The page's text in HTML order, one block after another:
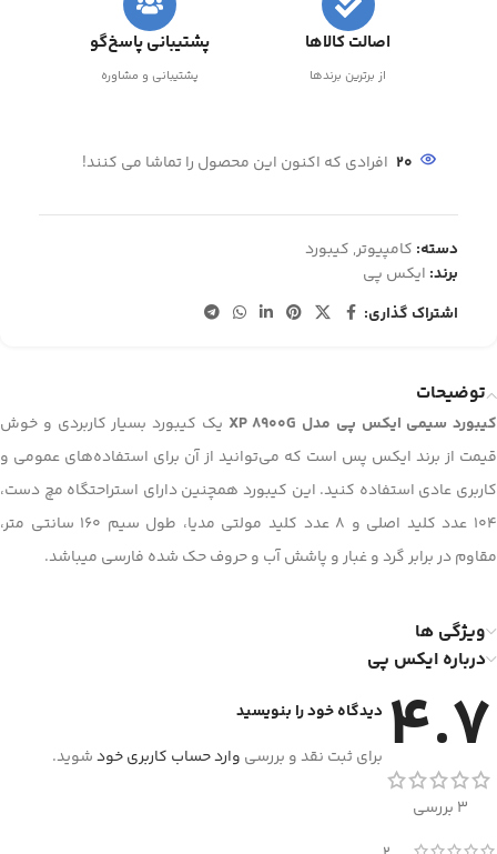
اصالت کالاها
از برترین برندها
پشتیبانی پاسخ‌گو
پشتیبانی و مشاوره
20 افرادی که اکنون این محصول را تماشا می کنند!
دسته: کامپیوتر, کیبورد
برند: ایکس پی
اشتراک گذاری:
توضیحات
کیبورد سیمی ایکس پی مدل XP 8900G
یک کیبورد بسیار کاربردی و خوش
قیمت از برند ایکس پس است که می‌توانید از آن برای استفاده‌های عمومی و
کاربری عادی استفاده کنید. این کیبورد همچنین دارای استراحتگاه مچ دست،
104 عدد کلید اصلی و 8 عدد کلید مولتی مدیا، طول سیم 160 سانتی متر،
مقاوم در برابر گرد و غبار و پاشش آب و حروف حک شده فارسی میباشد.
ویژگی ها
درباره ایکس پی
4.7
3 بررسی
دیدگاه خود را بنویسید
برای ثبت نقد و بررسی وارد حساب کاربری خودشوید.